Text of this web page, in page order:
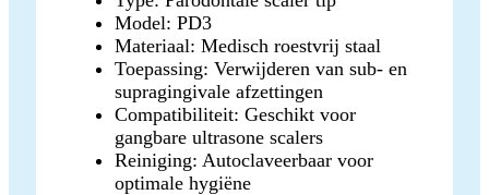
Model: PD3
Materiaal: Medisch roestvrij staal
Toepassing: Verwijderen van sub- en
supragingivale afzettingen
Compatibiliteit: Geschikt voor
gangbare ultrasone scalers
Reiniging: Autoclaveerbaar voor
optimale hygiëne